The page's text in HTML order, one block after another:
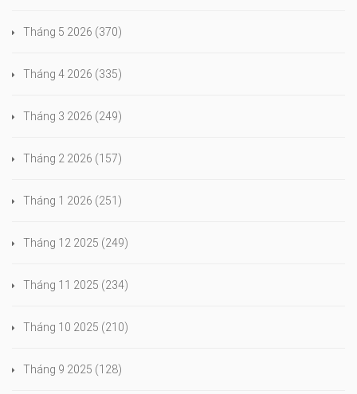
Tháng 5 2026 (370)
Tháng 4 2026 (335)
Tháng 3 2026 (249)
Tháng 2 2026 (157)
Tháng 1 2026 (251)
Tháng 12 2025 (249)
Tháng 11 2025 (234)
Tháng 10 2025 (210)
Tháng 9 2025 (128)